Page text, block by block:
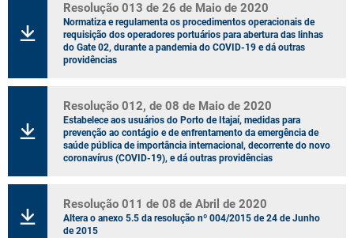
Resolução 013 de 26 de Maio de 2020
Normatiza e regulamenta os procedimentos operacionais de
requisição dos operadores portuários para abertura das linhas
do Gate 02, durante a pandemia do COVID-19 e dá outras
providências
Resolução 012, de 08 de Maio de 2020
Estabelece aos usuários do Porto de Itajaí, medidas para
prevenção ao contágio e de enfrentamento da emergência de
saúde pública de importância internacional, decorrente do novo
coronavírus (COVID-19), e dá outras providências
Resolução 011 de 08 de Abril de 2020
Altera o anexo 5.5 da resolução nº 004/2015 de 24 de Junho
de 2015